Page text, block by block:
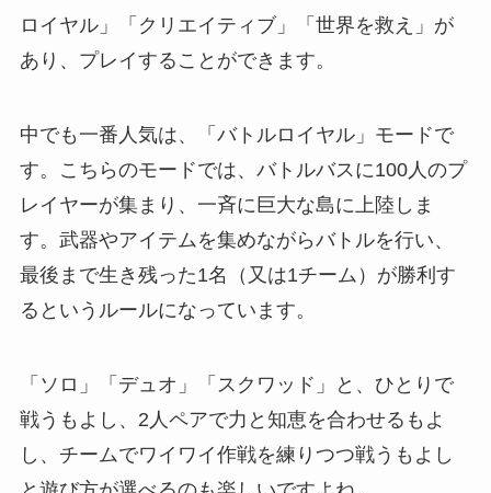
ロイヤル」「クリエイティブ」「世界を救え」が
あり、プレイすることができます。
中でも一番人気は、「バトルロイヤル」モードで
す。こちらのモードでは、バトルバスに100人のプ
レイヤーが集まり、一斉に巨大な島に上陸しま
す。武器やアイテムを集めながらバトルを行い、
最後まで生き残った1名（又は1チーム）が勝利す
るというルールになっています。
「ソロ」「デュオ」「スクワッド」と、ひとりで
戦うもよし、2人ペアで力と知恵を合わせるもよ
し、チームでワイワイ作戦を練りつつ戦うもよし